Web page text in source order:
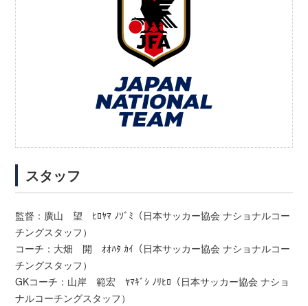
スタッフ
監督：廣山 望 ﾋﾛﾔﾏ ﾉｿﾞﾐ（日本サッカー協会 ナショナルコー
チングスタッフ）
コーチ：大畑 開 ｵｵﾊﾀ ｶｲ（日本サッカー協会 ナショナルコー
チングスタッフ）
GKコーチ：山岸 範宏 ﾔﾏｷﾞｼ ﾉﾘﾋﾛ（日本サッカー協会 ナショ
ナルコーチングスタッフ）